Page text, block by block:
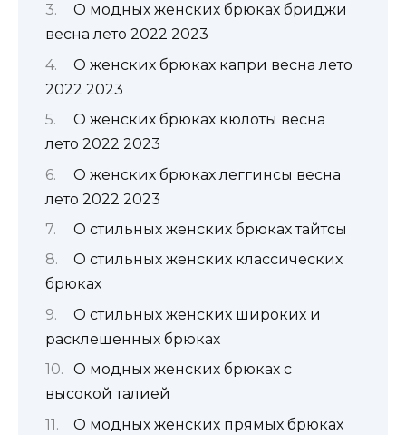
О модных женских брюках бриджи
весна лето 2022 2023
О женских брюках капри весна лето
2022 2023
О женских брюках кюлоты весна
лето 2022 2023
О женских брюках леггинсы весна
лето 2022 2023
О стильных женских брюках тайтсы
О стильных женских классических
брюках
О стильных женских широких и
расклешенных брюках
О модных женских брюках с
высокой талией
О модных женских прямых брюках